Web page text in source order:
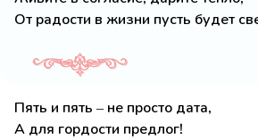
От радости в жизни пусть будет
Пять и пять – не просто дата,
А для гордости предлог!